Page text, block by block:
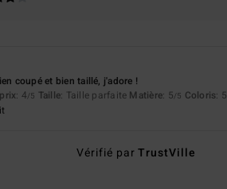
coupé et bien taillé, j'adore !
: 4/5 Taille: Taille parfaite Matière: 5/5 Coloris: 5
Vérifié parTrustVille